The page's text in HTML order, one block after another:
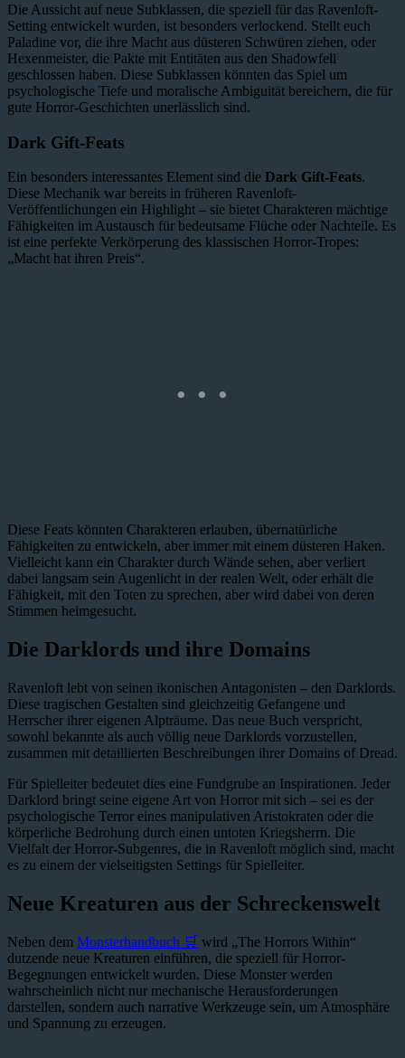
Die Aussicht auf neue Subklassen, die speziell für das Ravenloft-
Setting entwickelt wurden, ist besonders verlockend. Stellt euch
Paladine vor, die ihre Macht aus düsteren Schwüren ziehen, oder
Hexenmeister, die Pakte mit Entitäten aus den Shadowfell
geschlossen haben. Diese Subklassen könnten das Spiel um
psychologische Tiefe und moralische Ambiguität bereichern, die für
gute Horror-Geschichten unerlässlich sind.
Dark Gift-Feats
Ein besonders interessantes Element sind die Dark Gift-Feats.
Diese Mechanik war bereits in früheren Ravenloft-
Veröffentlichungen ein Highlight – sie bietet Charakteren mächtige
Fähigkeiten im Austausch für bedeutsame Flüche oder Nachteile. Es
ist eine perfekte Verkörperung des klassischen Horror-Tropes:
„Macht hat ihren Preis“.
Diese Feats könnten Charakteren erlauben, übernatürliche
Fähigkeiten zu entwickeln, aber immer mit einem düsteren Haken.
Vielleicht kann ein Charakter durch Wände sehen, aber verliert
dabei langsam sein Augenlicht in der realen Welt, oder erhält die
Fähigkeit, mit den Toten zu sprechen, aber wird dabei von deren
Stimmen heimgesucht.
Die Darklords und ihre Domains
Ravenloft lebt von seinen ikonischen Antagonisten – den Darklords.
Diese tragischen Gestalten sind gleichzeitig Gefangene und
Herrscher ihrer eigenen Alpträume. Das neue Buch verspricht,
sowohl bekannte als auch völlig neue Darklords vorzustellen,
zusammen mit detaillierten Beschreibungen ihrer Domains of Dread.
Für Spielleiter bedeutet dies eine Fundgrube an Inspirationen. Jeder
Darklord bringt seine eigene Art von Horror mit sich – sei es der
psychologische Terror eines manipulativen Aristokraten oder die
körperliche Bedrohung durch einen untoten Kriegsherrn. Die
Vielfalt der Horror-Subgenres, die in Ravenloft möglich sind, macht
es zu einem der vielseitigsten Settings für Spielleiter.
Neue Kreaturen aus der Schreckenswelt
Neben dem Monsterhandbuch 🛒 wird „The Horrors Within“
dutzende neue Kreaturen einführen, die speziell für Horror-
Begegnungen entwickelt wurden. Diese Monster werden
wahrscheinlich nicht nur mechanische Herausforderungen
darstellen, sondern auch narrative Werkzeuge sein, um Atmosphäre
und Spannung zu erzeugen.